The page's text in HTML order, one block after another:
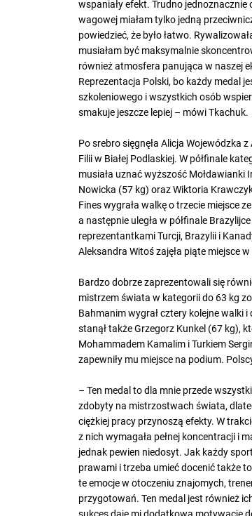
wspaniały efekt. Trudno
wagowej miałam tylko jedną
powiedzieć, że było łatwo.
musiałam być maksymalnie
również atmosfera panująca w naszej
Reprezentacja Polski, bo każdy medal
szkoleniowego i wszystkich osób
smakuje jeszcze lepiej – mówi Tkachuk.
Po srebro sięgnęła Alicja Wojewódzka
Filii w Białej Podlaskiej. W półfinale
musiała uznać wyższość Mołdawianki
Nowicka (57 kg) oraz Wiktoria
Fines wygrała walkę o trzecie miejsce
a następnie uległa w półfinale
reprezentantkami Turcji, Brazylii i
Aleksandra Witoś zajęła piąte miejsce
Bardzo dobrze zaprezentowali się
mistrzem świata w kategorii do 63 kg
Bahmanim wygrał cztery kolejne walki
stanął także Grzegorz Kunkel (67 kg),
Mohammadem Kamalim i Turkiem
zapewniły mu miejsce na podium.
– Ten medal to dla mnie przede
zdobyty na mistrzostwach świata,
ciężkiej pracy przynoszą efekty. W
z nich wymagała pełnej koncentracji i
jednak pewien niedosyt. Jak każdy
prawami i trzeba umieć docenić także
te emocje w otoczeniu znajomych,
przygotowań. Ten medal jest również